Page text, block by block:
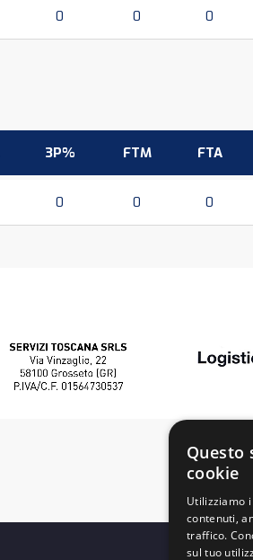
0 0 0
3P% FTM FTA
0 0 0
Questo
cookie
Utilizziamo
contenuti,
traffico.
sul tuo